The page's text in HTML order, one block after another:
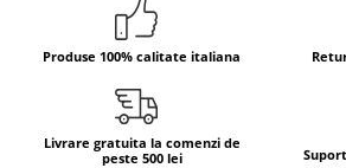
Produse de panificatie
Produse de patiserie
Produse 100% calitate italiana
Livrare gratuita la comenzi de
peste 500 lei